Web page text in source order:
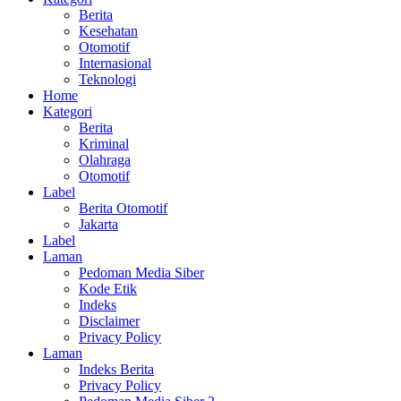
Berita
Kesehatan
Otomotif
Internasional
Teknologi
Home
Kategori
Berita
Kriminal
Olahraga
Otomotif
Label
Berita Otomotif
Jakarta
Label
Laman
Pedoman Media Siber
Kode Etik
Indeks
Disclaimer
Privacy Policy
Laman
Indeks Berita
Privacy Policy